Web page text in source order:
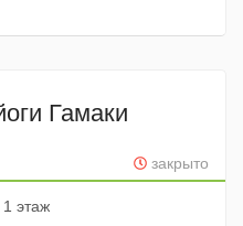
Гамаки
закрыто
этаж